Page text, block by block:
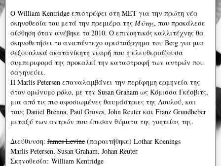
Ο William Kentridge επιστρέφει στη ΜΕΤ για την πρώτη νέα
σκηνοθεσία του μετά την πρεμιέρα της Μύτης, που προκάλεσε
αίσθηση όταν ανέβηκε το 2010. Ο επινοητικός καλλιτέχνης θα
σκηνοθετήσει το αναπάντεχο αριστούργημα του Berg για μια
σεξουαλικά ακατανίκητη νεαρή που η ελευθεριάζουσα
συμπεριφορά της προκαλεί την καταστρoφή των αντρών που
σαγηνεύει.
Η Marlis Petersen επαναλαμβάνει την περίφημη ερμηνεία της
στον ομώνυμο ρόλο, με την Susan Graham ως Κόμισσα Γκέσβιτς,
μια από τις πιο αφοσιωμένες θαυμάστριες της Λουλού, και
τους Daniel Brenna, Paul Groves, John Reuter και Franz Grundheber
μεταξύ των αντρών που έπεσαν θύματα της γοητείας της.
Διεύθυνση: James Levine (παραιτήθηκε) Lothar Koenings
Marlis Petersen, Susan Graham, Johan Reuter
Σκηνοθεσία: William Kentridge